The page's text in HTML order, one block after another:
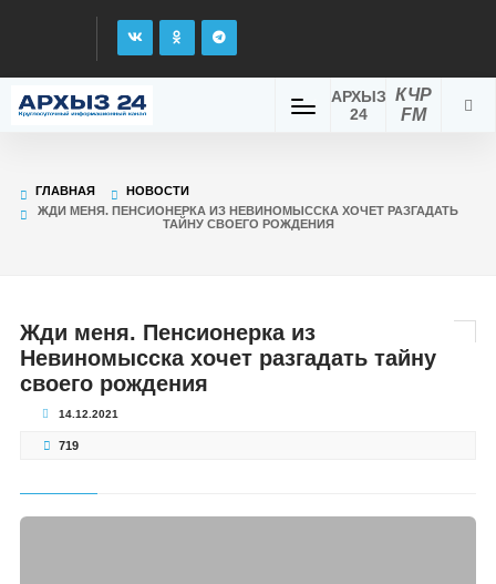
КЧР
FM
АРХЫЗ
24
ГЛАВНАЯ
НОВОСТИ
ЖДИ МЕНЯ. ПЕНСИОНЕРКА ИЗ НЕВИНОМЫССКА ХОЧЕТ РАЗГАДАТЬ
ТАЙНУ СВОЕГО РОЖДЕНИЯ
Жди меня. Пенсионерка из
Невиномысска хочет разгадать тайну
своего рождения
14.12.2021
719